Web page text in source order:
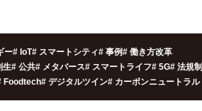
ー# IoT# スマートシティ# 事例# 働き方改革
生# 公共# メタバース# スマートライフ# 5G# 法規制
Foodtech# デジタルツイン# カーボンニュートラル